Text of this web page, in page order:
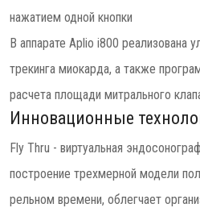
нажатием одной кнопки
В аппарате Aplio i800 реализована
трекинга миокарда, а также
расчета площади митрального
Инновационные
Fly Thru - виртуальная
построение трехмерной модели
рельном времени, облегчает